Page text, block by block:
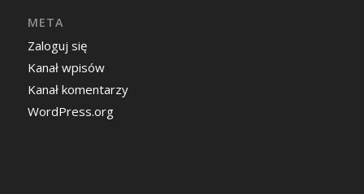
META
Zaloguj się
Kanał wpisów
Kanał komentarzy
WordPress.org